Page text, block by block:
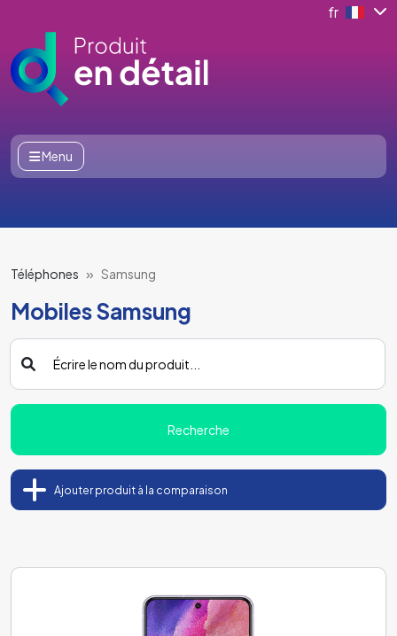
fr
Menu
Téléphones Samsung
Mobiles Samsung
Recherche
Ajouter produit à la comparaison